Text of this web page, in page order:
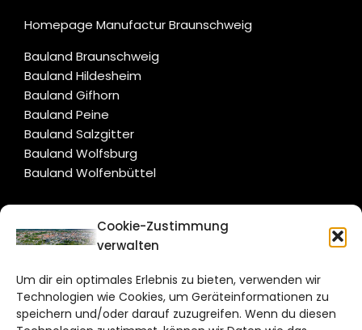
Cookie-Zustimmung
verwalten
Um dir ein optimales Erlebnis zu bieten, verwenden wir
Technologien wie Cookies, um Geräteinformationen zu
speichern und/oder darauf zuzugreifen. Wenn du diesen
Homepage Manufactur Braunschweig
Bauland Braunschweig
Bauland Hildesheim
Bauland Gifhorn
Bauland Peine
Bauland Salzgitter
Bauland Wolfsburg
Bauland Wolfenbüttel
CITYLIFE!
Bruchtorwall 12
38100 Braunschweig